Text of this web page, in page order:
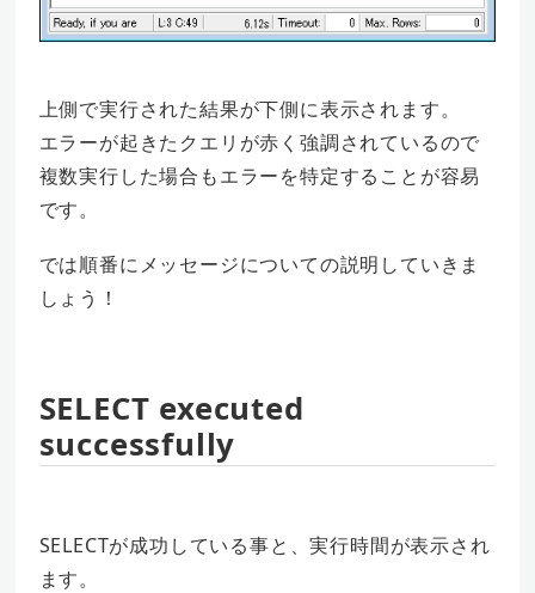
上側で実行された結果が下側に表示されます。
エラーが起きたクエリが赤く強調されているので
複数実行した場合もエラーを特定することが容易
です。
では順番にメッセージについての説明していきま
しょう！
SELECT executed
successfully
SELECTが成功している事と、実行時間が表示され
ます。